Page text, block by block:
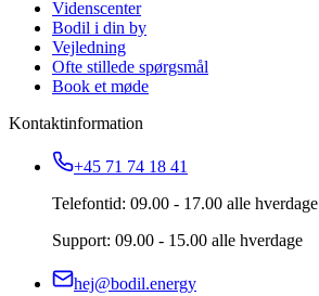
Videnscenter
Bodil i din by
Vejledning
Ofte stillede spørgsmål
Book et møde
Kontaktinformation
+45 71 74 18 41
Telefontid: 09.00 - 17.00 alle hverdage
Support: 09.00 - 15.00 alle hverdage
hej@bodil.energy